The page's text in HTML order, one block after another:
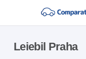
Leiebil Praha